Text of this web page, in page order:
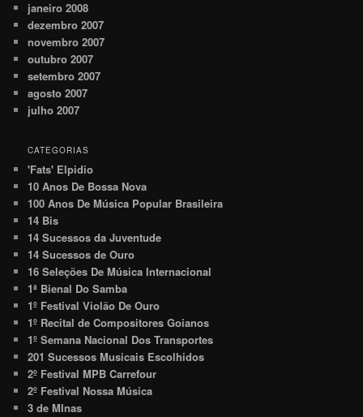
janeiro 2008
dezembro 2007
novembro 2007
outubro 2007
setembro 2007
agosto 2007
julho 2007
CATEGORIAS
'Fats' Elpidio
10 Anos De Bossa Nova
100 Anos De Música Popular Brasileira
14 Bis
14 Sucessos da Juventude
14 Sucessos de Ouro
16 Seleções De Música Internacional
1ª Bienal Do Samba
1º Festival Violão De Ouro
1º Recital de Compositores Goianos
1º Semana Nacional Dos Transportes
201 Sucessos Musicais Escolhidos
2º Festival MPB Carrefour
2º Festival Nossa Música
3 de MInas